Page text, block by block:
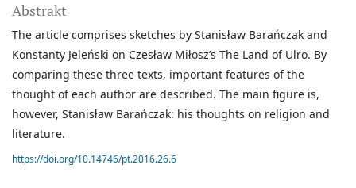
Abstrakt
The article comprises sketches by Stanisław Barańczak and
Konstanty Jeleński on Czesław Miłosz’s The Land of Ulro. By
comparing these three texts, important features of the
thought of each author are described. The main figure is,
however, Stanisław Barańczak: his thoughts on religion and
literature.
https://doi.org/10.14746/pt.2016.26.6